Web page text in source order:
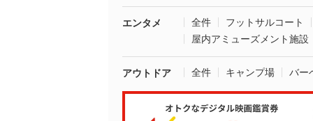
エンタメ 全件
フットサルコート
屋内アミューズメント施設
アウトドア 全件 キャンプ場 バー